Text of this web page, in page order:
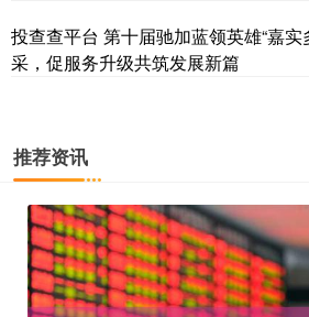
投查查平台 第十届驰加蓝领英雄“嘉
采，促服务升级共筑发展新篇
推荐资讯